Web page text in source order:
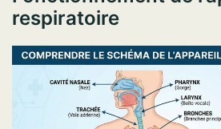
respiratoire